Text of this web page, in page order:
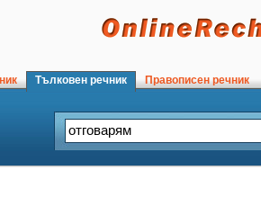
Тълковен речник Правописен речник